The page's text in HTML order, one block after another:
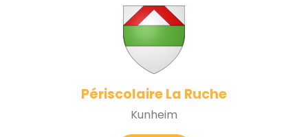
Périscolaire La Ruche
Kunheim